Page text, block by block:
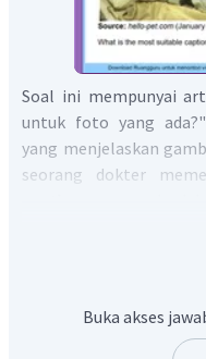
Soal ini mempunyai
untuk foto yang ada?"
yang menjelaskan
seorang dokter
doctor examines the
Buka akses